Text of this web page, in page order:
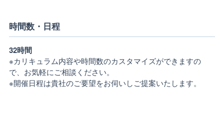
時間数・日程
32時間
※カリキュラム内容や時間数のカスタマイズができますの
で、お気軽にご相談ください。
※開催日程は貴社のご要望をお伺いしご提案いたします。